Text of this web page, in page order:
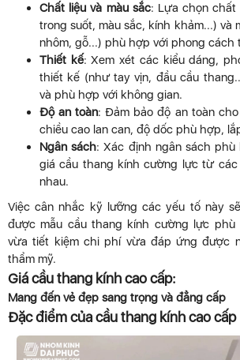
Chất liệu và màu sắc: Lựa chọn chất
trong suốt, màu sắc, kính khảm...) và
nhôm, gỗ...) phù hợp với phong cách
Thiết kế: Xem xét các kiểu dáng,
thiết kế (như tay vịn, đầu cầu
và phù hợp với không gian.
Độ an toàn: Đảm bảo độ an toàn
chiều cao lan can, độ dốc phù hợp,
Ngân sách: Xác định ngân sách
giá cầu thang kính cường lực từ
nhau.
Việc cân nhắc kỹ lưỡng các yếu tố này
được mẫu cầu thang kính cường lực phù
vừa tiết kiệm chi phí vừa đáp ứng được
thẩm mỹ.
Giá cầu thang kính cao cấp:
Mang đến vẻ đẹp sang trọng và đẳng cấp
Đặc điểm của cầu thang kính cao cấp